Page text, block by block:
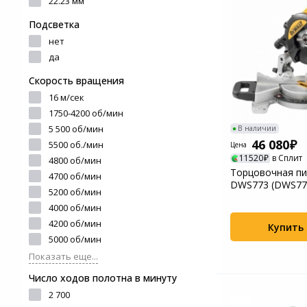
Подсветка
нет
да
Скорость вращения
16 м/сек
1750-4200 об/мин
5 500 об/мин
5500 об./мин
4800 об/мин
4700 об/мин
5200 об/мин
4000 об/мин
4200 об/мин
5000 об/мин
Показать еще...
Число ходов полотна в минуту
2 700
В наличии
Цена
46 080
11520 в Сплит
Торцовочная
DWS773
Купить
Игровые аксессуары
Программное
Цифровые фоторамки
Устройства
и ремонта
Наручные часы
Музыкальные
инструменты
Канцтовары
Аксессуары
Торговое оборудование
Системы безопасности
Умный дом